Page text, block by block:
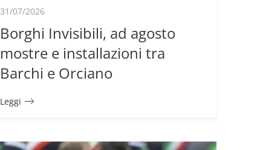
31/07/2026
Borghi Invisibili, ad agosto
mostre e installazioni tra
Barchi e Orciano
Leggi